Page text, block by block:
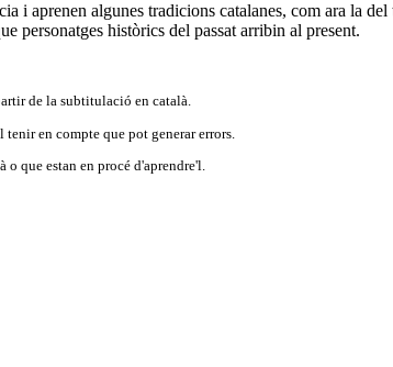
aprenen algunes tradicions catalanes, com ara la
personatges històrics del passat arribin al present.
de la subtitulació en català.
en compte que pot generar errors.
o que estan en procé d'aprendre'l.